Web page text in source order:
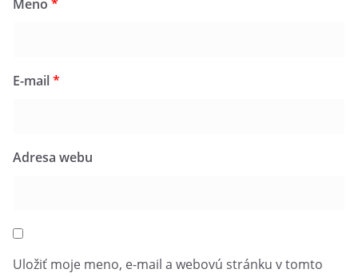
Meno *
E-mail*
Adresa webu
Uložiť moje meno, e-mail a webovú stránku v tomto